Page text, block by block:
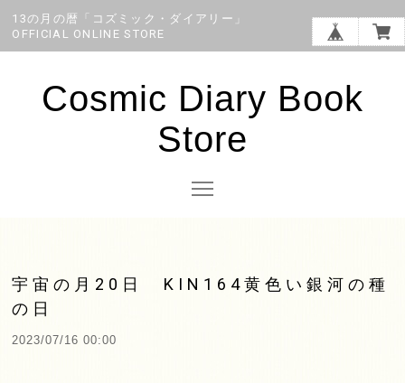
13の月の暦「コズミック・ダイアリー」
OFFICIAL ONLINE STORE
Cosmic Diary Book
Store
宇宙の月20日 KIN164黄色い銀河の種
の日
2023/07/16 00:00